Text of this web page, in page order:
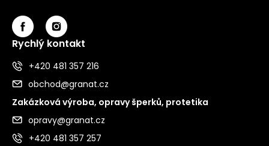
Rychlý kontakt
+420 481 357 216
obchod@granat.cz
Zakázková výroba, opravy šperků, protetika
opravy@granat.cz
+420 481 357 257